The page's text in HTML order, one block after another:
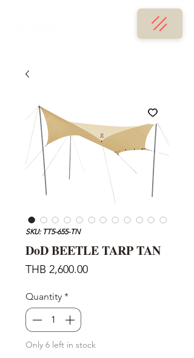
SKU: TT5-655-TN
DoD BEETLE TARP TAN
THB 2,600.00Price
Quantity *
Only 6 left in stock